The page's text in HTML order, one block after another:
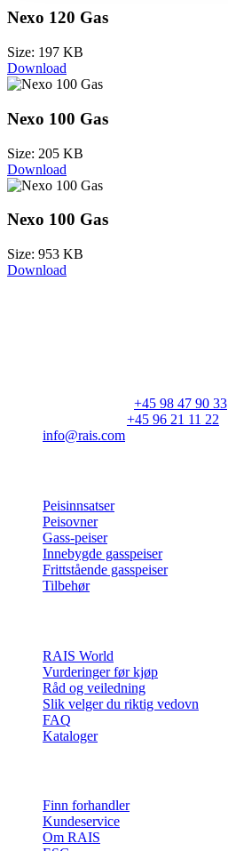
Nexo 120 Gas
Size: 197 KB
Download
Nexo 100 Gas
Size: 205 KB
Download
Nexo 100 Gas
Size: 953 KB
Download
+45 98 47 90 33
+45 96 21 11 22
info@rais.com
Peisinnsatser
Peisovner
Gass-peiser
Innebygde gasspeiser
Frittstående gasspeiser
Tilbehør
RAIS World
Vurderinger før kjøp
Råd og veiledning
Slik velger du riktig vedovn
FAQ
Kataloger
Finn forhandler
Kundeservice
Om RAIS